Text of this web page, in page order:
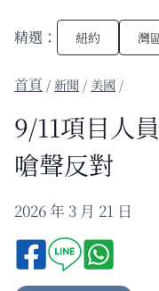
精選： 紐約 灣
/新聞 / 美國 /
9/11項目人
嗆聲反對
2026 年 3 月 21 日